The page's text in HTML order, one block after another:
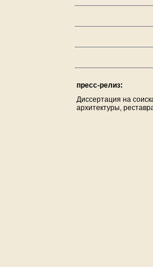
пресс-релиз:
Диссертация на
архитектуры,